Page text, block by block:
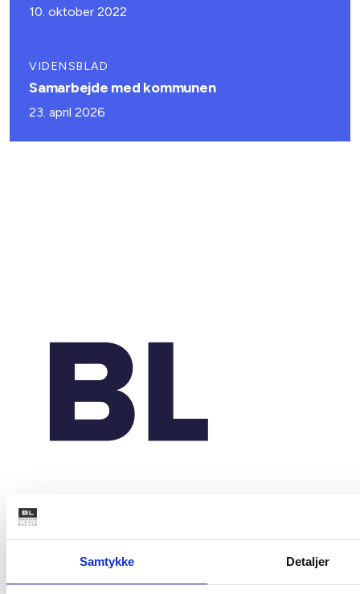
Samtykke Detaljer
10. oktober 2022
VIDENSBLAD
Samarbejde med kommunen
23. april 2026
6.1, 8000 Aarhus C
T +45 33 76 20 00